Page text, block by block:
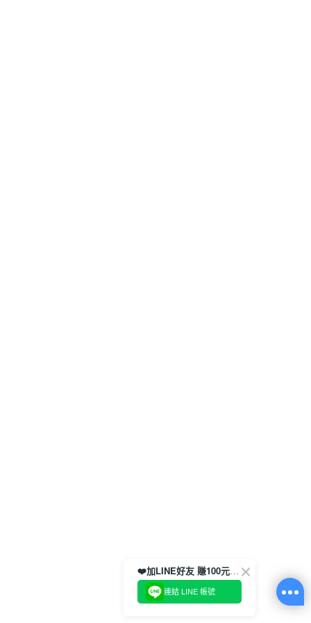
❤️加LINE好友 賺100元券！
連結 LINE 帳號